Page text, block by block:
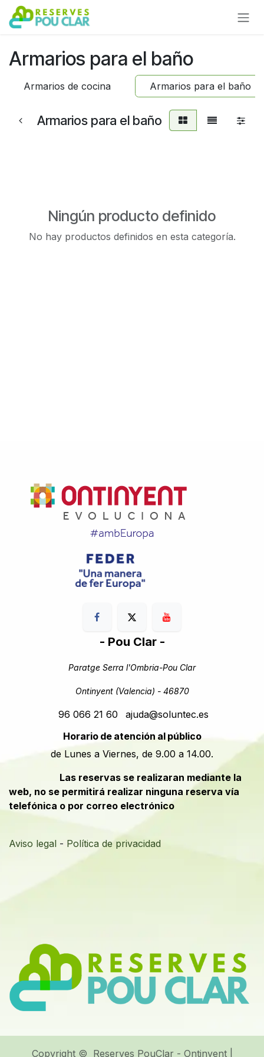
Ir al contenido
Armarios para el baño
Armarios de cocina Armarios para el baño
Armarios para el baño
Ningún producto definido
No hay productos definidos en esta categoría.
- Pou Clar -
Paratge Serra l'Ombria-Pou Clar
Ontinyent (Valencia) - 46870
96 066 21 60
ajuda@soluntec.es
Horario de atención al público
de Lunes a Viernes, de 9.00 a 14.00.
​​Las reservas se realizaran mediante la
web, no se permitirá realizar ninguna reserva vía
telefónica o por correo electrónico
Aviso legal - Política de privacidad
Copyright © Reserves PouClar - Ontinyent |